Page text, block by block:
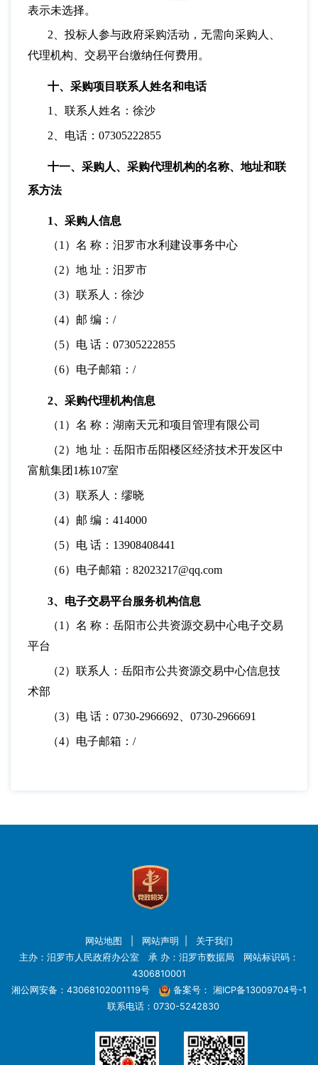
表示未选择。
2、投标人参与政府采购活动，无需向采购人、
代理机构、交易平台缴纳任何费用。
十、采购项目联系人姓名和电话
1、联系人姓名：徐沙
2、电话：07305222855
十一、采购人、采购代理机构的名称、地址和联
系方法
1、采购人信息
（1）名 称：汨罗市水利建设事务中心
（2）地 址：汨罗市
（3）联系人：徐沙
（4）邮 编：/
（5）电 话：07305222855
（6）电子邮箱：/
2、采购代理机构信息
（1）名 称：湖南天元和项目管理有限公司
（2）地 址：岳阳市岳阳楼区经济技术开发区中
富航集团1栋107室
（3）联系人：缪晓
（4）邮 编：414000
（5）电 话：13908408441
（6）电子邮箱：82023217@qq.com
3、电子交易平台服务机构信息
（1）名 称：岳阳市公共资源交易中心电子交易
平台
（2）联系人：岳阳市公共资源交易中心信息技
术部
（3）电 话：0730-2966692、0730-2966691
（4）电子邮箱：/
网站地图 网站声明
关于我们
主办：汨罗市人民政府办公室 承 办：汨罗市数据局 网站标识码：
4306810001
湘公网安备：43068102001119号
备案号： 湘ICP备13009704号-1
联系电话：0730-5242830